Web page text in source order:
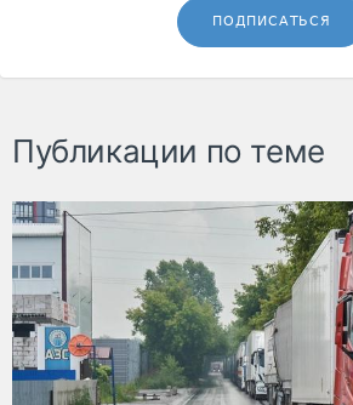
ПОДПИСАТЬСЯ
Публикации по теме